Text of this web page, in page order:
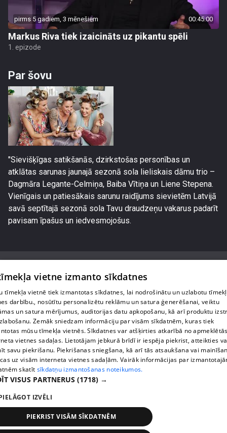
pirms 5 gadiem, 3 mēnešiem 00:45:00
Markus Riva tiek izaicināts uz pikantu spēli
1. epizode
Par šovu
"Sievišķīgas satikšanās, dzirkstošas personības un
atklātas sarunas jaunajā sezonā sola lieliskais dāmu trio –
Dagmāra Legante-Celmiņa, Baiba Vītiņa un Liene Stepena.
Vienīgais un patiesākais sarunu raidījums sievietēm Latvijā
savā septītajā sezonā sola Tavu draudzeņu vakarus padarīt
pavisam īpašus un iedvesmojošus.
1188 play jautājumu gadījumā raksti:
info@1188.lv
reklāma:
Par mums
Privātuma politika
Sīkdatnes
Lietošanas noteikumi
vietne izmanto sīkdatnes
tīmekļa vietnē tiek izmantotas sīkdatnes, lai nodrošinātu un uzlabotu
darbību., nosūtītu personalizētu reklāmu un satura ģenerēšanai, veiktu
un satura mērījumus, auditorijas datu apkopošanu, kā arī produktu
Zemāk sniedzam informāciju par visām sīkdatnēm, kuras tiek
mūsu tīmekļa vietnēs. Sīkdatnes var atšķirties atkarībā no
vietnes sadaļas. Lietotājam jebkurā brīdī ir iespēja piekrist, atteikties
savu piekrišanu. Piekrišanas sniegšana, kā arī tās atsaukšana vai
uz visām interneta vietnes sadaļām. Vairāk informācijas par
skatīt sīkdatņu izmantošanas noteikumos.
VISUS PARTNERUS (1718) →
IZVĒLI
PIEKRIST VISĀM SĪKDATNĒM